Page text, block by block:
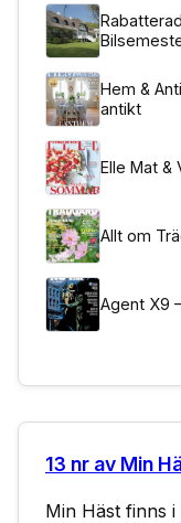
Hem &
antikt
Elle Mat &
Allt om
Agent X9
13 nr av Min
Min Häst finns